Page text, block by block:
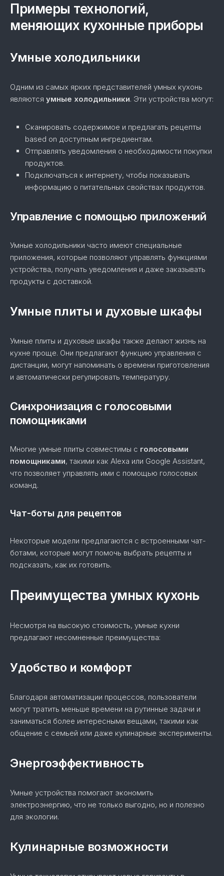
Примеры технологий,
меняющих кухонные приборы
Умные холодильники
Одним из самых ярких представителей умных кухонь
являются умные холодильники. Эти устройства могут:
Сканировать содержимое и предлагать рецепты
based on доступным ингредиентам.
Отправлять уведомления о необходимости покупки
продуктов.
Подключаться к интернету, чтобы показывать
информацию о питательных свойствах продуктов.
Управление с помощью приложений
Умные холодильники часто имеют специальные
приложения, которые позволяют управлять функциями
устройства, получать уведомления и даже заказывать
продукты с доставкой.
Умные плиты и духовые шкафы
Умные плиты и духовые шкафы также делают жизнь на
кухне проще. Они предлагают функцию управления с
дистанции, могут напоминать о времени приготовления
и автоматически регулировать температуру.
Синхронизация с голосовыми
помощниками
Многие умные плиты совместимы с голосовыми
помощниками, такими как Alexa или Google Assistant,
что позволяет управлять ими с помощью голосовых
команд.
Чат-боты для рецептов
Некоторые модели предлагаются с встроенными чат-
ботами, которые могут помочь выбрать рецепты и
подсказать, как их готовить.
Преимущества умных кухонь
Несмотря на высокую стоимость, умные кухни
предлагают несомненные преимущества:
Удобство и комфорт
Благодаря автоматизации процессов, пользователи
могут тратить меньше времени на рутинные задачи и
заниматься более интересными вещами, такими как
общение с семьей или даже кулинарные эксперименты.
Энергоэффективность
Умные устройства помогают экономить
электроэнергию, что не только выгодно, но и полезно
для экологии.
Кулинарные возможности